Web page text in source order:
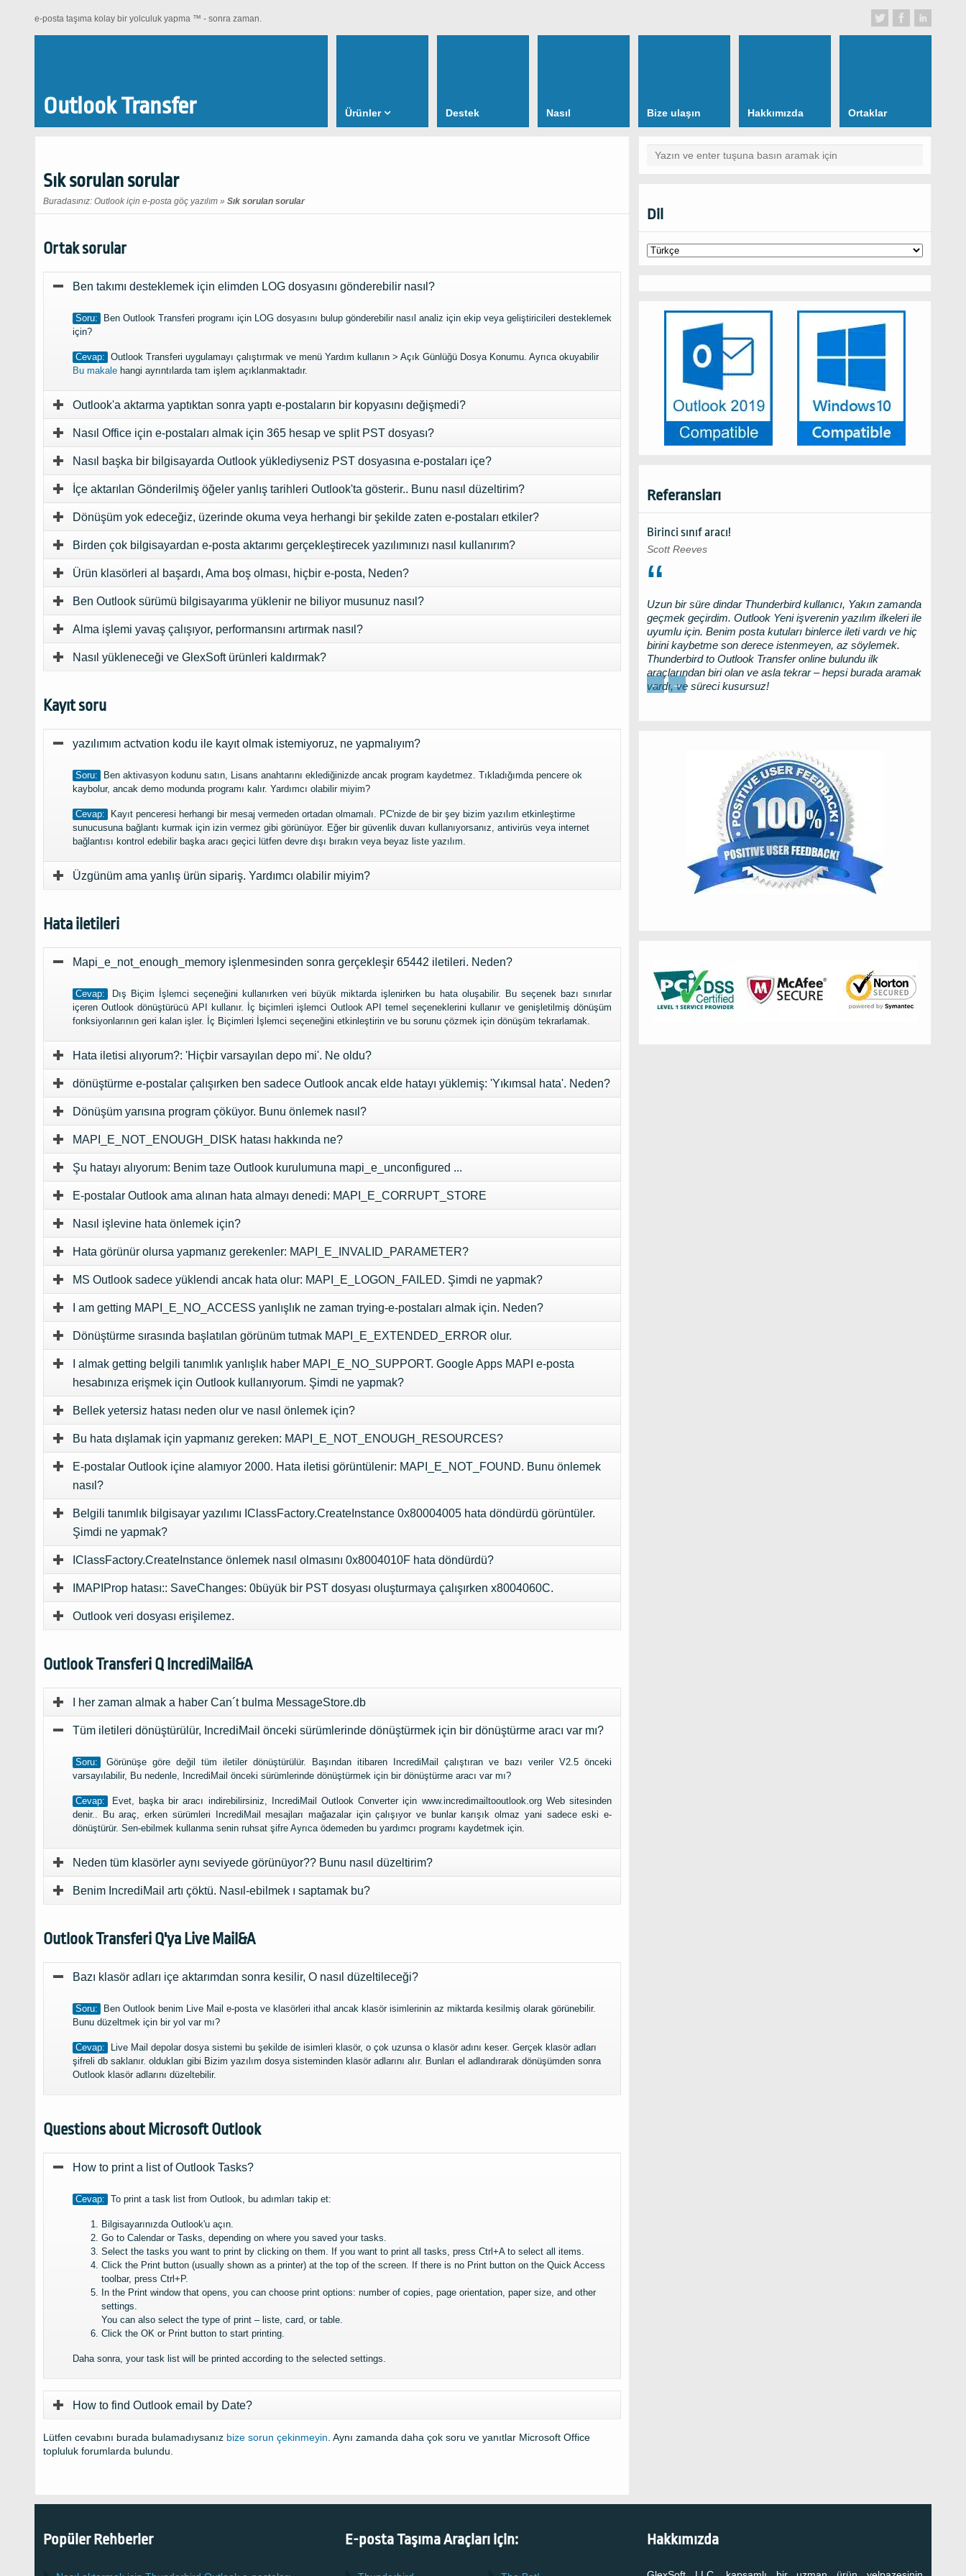
e-posta taşıma kolay bir yolculuk yapma ™ - sonra zaman.
Outlook Transfer Ürünler Destek Nasıl Bize ulaşın Hakkımızda Ortaklar
Sık sorulan sorular
Buradasınız: Outlook için e-posta göç yazılım » Sık sorulan sorular
Ortak sorular
Ben takımı desteklemek için elimden LOG dosyasını gönderebilir nasıl?
Soru:
Ben Outlook Transferi programı için LOG dosyasını bulup gönderebilir nasıl analiz için ekip veya geliştiricileri desteklemek
için?
Cevap:
Outlook Transferi uygulamayı çalıştırmak ve menü Yardım kullanın > Açık Günlüğü Dosya Konumu. Ayrıca okuyabilir
Bu makale hangi ayrıntılarda tam işlem açıklanmaktadır.
Outlook'a aktarma yaptıktan sonra yaptı e-postaların bir kopyasını değişmedi?
Nasıl Office için e-postaları almak için 365 hesap ve split PST dosyası?
Nasıl başka bir bilgisayarda Outlook yüklediyseniz PST dosyasına e-postaları içe?
İçe aktarılan Gönderilmiş öğeler yanlış tarihleri Outlook'ta gösterir.. Bunu nasıl düzeltirim?
Dönüşüm yok edeceğiz, üzerinde okuma veya herhangi bir şekilde zaten e-postaları etkiler?
Birden çok bilgisayardan e-posta aktarımı gerçekleştirecek yazılımınızı nasıl kullanırım?
Ürün klasörleri al başardı, Ama boş olması, hiçbir e-posta, Neden?
Ben Outlook sürümü bilgisayarıma yüklenir ne biliyor musunuz nasıl?
Alma işlemi yavaş çalışıyor, performansını artırmak nasıl?
Nasıl yükleneceği ve GlexSoft ürünleri kaldırmak?
Kayıt soru
yazılımım actvation kodu ile kayıt olmak istemiyoruz, ne yapmalıyım?
Soru:
Ben aktivasyon kodunu satın, Lisans anahtarını eklediğinizde ancak program kaydetmez. Tıkladığımda pencere ok
kaybolur, ancak demo modunda programı kalır. Yardımcı olabilir miyim?
Cevap:
Kayıt penceresi herhangi bir mesaj vermeden ortadan olmamalı. PC'nizde de bir şey bizim yazılım etkinleştirme
sunucusuna bağlantı kurmak için izin vermez gibi görünüyor. Eğer bir güvenlik duvarı kullanıyorsanız, antivirüs veya internet
bağlantısı kontrol edebilir başka aracı geçici lütfen devre dışı bırakın veya beyaz liste yazılım.
Üzgünüm ama yanlış ürün sipariş. Yardımcı olabilir miyim?
Hata iletileri
Mapi_e_not_enough_memory işlenmesinden sonra gerçekleşir 65442 iletileri. Neden?
Cevap:
Dış Biçim İşlemci seçeneğini kullanırken veri büyük miktarda işlenirken bu hata oluşabilir. Bu seçenek bazı sınırlar
içeren Outlook dönüştürücü API kullanır. İç biçimleri işlemci Outlook API temel seçeneklerini kullanır ve genişletilmiş dönüşüm
fonksiyonlarının geri kalan işler. İç Biçimleri İşlemci seçeneğini etkinleştirin ve bu sorunu çözmek için dönüşüm tekrarlamak.
Hata iletisi alıyorum?: 'Hiçbir varsayılan depo mi'. Ne oldu?
dönüştürme e-postalar çalışırken ben sadece Outlook ancak elde hatayı yüklemiş: 'Yıkımsal hata'. Neden?
Dönüşüm yarısına program çöküyor. Bunu önlemek nasıl?
MAPI_E_NOT_ENOUGH_DISK hatası hakkında ne?
Şu hatayı alıyorum: Benim taze Outlook kurulumuna mapi_e_unconfigured ...
E-postalar Outlook ama alınan hata almayı denedi: MAPI_E_CORRUPT_STORE
Nasıl işlevine hata önlemek için?
Hata görünür olursa yapmanız gerekenler: MAPI_E_INVALID_PARAMETER?
MS Outlook sadece yüklendi ancak hata olur: MAPI_E_LOGON_FAILED. Şimdi ne yapmak?
I am getting MAPI_E_NO_ACCESS yanlışlık ne zaman trying-e-postaları almak için. Neden?
Dönüştürme sırasında başlatılan görünüm tutmak MAPI_E_EXTENDED_ERROR olur.
I almak getting belgili tanımlık yanlışlık haber MAPI_E_NO_SUPPORT. Google Apps MAPI e-posta
hesabınıza erişmek için Outlook kullanıyorum. Şimdi ne yapmak?
Bellek yetersiz hatası neden olur ve nasıl önlemek için?
Bu hata dışlamak için yapmanız gereken: MAPI_E_NOT_ENOUGH_RESOURCES?
E-postalar Outlook içine alamıyor 2000. Hata iletisi görüntülenir: MAPI_E_NOT_FOUND. Bunu önlemek
nasıl?
Belgili tanımlık bilgisayar yazılımı IClassFactory.CreateInstance 0x80004005 hata döndürdü görüntüler.
Şimdi ne yapmak?
IClassFactory.CreateInstance önlemek nasıl olmasını 0x8004010F hata döndürdü?
IMAPIProp hatası:: SaveChanges: 0büyük bir PST dosyası oluşturmaya çalışırken x8004060C.
Outlook veri dosyası erişilemez.
Outlook Transferi Q IncrediMail&A
I her zaman almak a haber Can´t bulma MessageStore.db
Tüm iletileri dönüştürülür, IncrediMail önceki sürümlerinde dönüştürmek için bir dönüştürme aracı var mı?
Soru:
Görünüşe göre değil tüm iletiler dönüştürülür. Başından itibaren IncrediMail çalıştıran ve bazı veriler V2.5 önceki
varsayılabilir, Bu nedenle, IncrediMail önceki sürümlerinde dönüştürmek için bir dönüştürme aracı var mı?
Cevap:
Evet, başka bir aracı indirebilirsiniz, IncrediMail Outlook Converter için www.incredimailtooutlook.org Web sitesinden
denir.. Bu araç, erken sürümleri IncrediMail mesajları mağazalar için çalışıyor ve bunlar karışık olmaz yani sadece eski e-
dönüştürür. Sen-ebilmek kullanma senin ruhsat şifre Ayrıca ödemeden bu yardımcı programı kaydetmek için.
Neden tüm klasörler aynı seviyede görünüyor?? Bunu nasıl düzeltirim?
Benim IncrediMail artı çöktü. Nasıl-ebilmek ı saptamak bu?
Outlook Transferi Q'ya Live Mail&A
Bazı klasör adları içe aktarımdan sonra kesilir, O nasıl düzeltileceği?
Soru:
Ben Outlook benim Live Mail e-posta ve klasörleri ithal ancak klasör isimlerinin az miktarda kesilmiş olarak görünebilir.
Bunu düzeltmek için bir yol var mı?
Cevap:
Live Mail depolar dosya sistemi bu şekilde de isimleri klasör, o çok uzunsa o klasör adını keser. Gerçek klasör adları
şifreli db saklanır. oldukları gibi Bizim yazılım dosya sisteminden klasör adlarını alır. Bunları el adlandırarak dönüşümden sonra
Outlook klasör adlarını düzeltebilir.
Questions about Microsoft Outlook
How to print a list of Outlook Tasks?
Cevap: To print a task list from Outlook, bu adımları takip et:
Bilgisayarınızda Outlook'u açın.
Go to Calendar or Tasks, depending on where you saved your tasks.
Select the tasks you want to print by clicking on them. If you want to print all tasks, press Ctrl+A to select all items.
Click the Print button (usually shown as a printer) at the top of the screen.
If there is no Print button on the Quick Access
toolbar, press Ctrl+P.
In the Print window that opens, you can choose print options: number of copies, page orientation, paper size, and other
settings.
You can also select the type of print – liste, card, or table.
Click the OK or Print button to start printing.
Daha sonra, your task list will be printed according to the selected settings.
How to find Outlook email by Date?
Lütfen cevabını burada bulamadıysanız bize sorun çekinmeyin . Aynı zamanda daha çok soru ve yanıtlar Microsoft Office
topluluk forumlarda bulundu.
Dil
Referansları
Birinci sınıf aracı!
Scott Reeves
Uzun bir süre dindar Thunderbirdkullanıcı, Yakın zamanda
geçmek geçirdim. Outlook Yeni işverenin yazılım ilkeleri ile
uyumlu için. Benim posta kutuları binlerce ileti vardı ve hiç
birini kaybetme son derece istenmeyen, az söylemek.
Thunderbird to Outlook Transferonline bulundu ilk
araçlarından biri olan ve asla tekrar – hepsi burada aramak
vardı, ve süreci kusursuz!
← →
Popüler Rehberler E-posta Taşıma Araçları için: Hakkımızda